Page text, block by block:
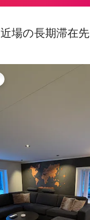
近場の長期滞在先